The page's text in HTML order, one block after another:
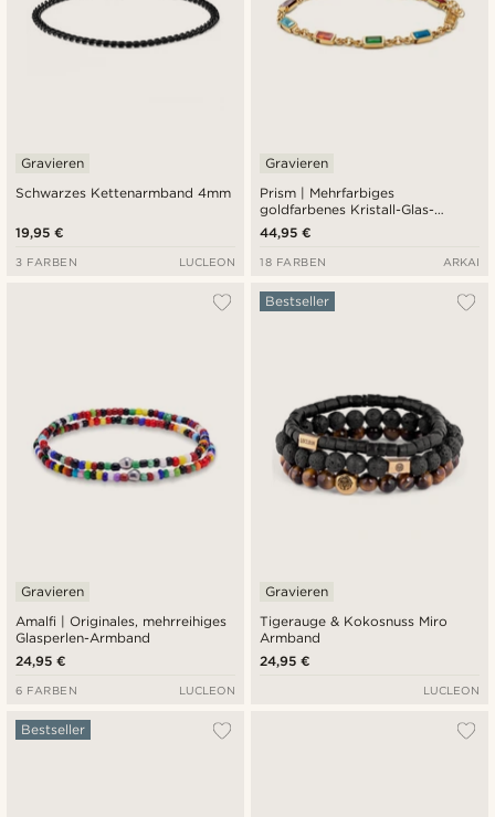
Schwarzes Kettenarmband 4mm
Gravieren
19,95 €
3 FARBEN LUCLEON
Prism | Mehrfarbiges
goldfarbenes Kristall-Glas-
Edelstein-Armband
Gravieren
44,95 €
18 FARBEN ARKAI
Amalfi | Originales, mehrreihiges
Glasperlen-Armband
Gravieren
24,95 €
6 FARBEN LUCLEON
Tigerauge & Kokosnuss Miro
Armband
Bestseller
Gravieren
24,95 €
LUCLEON
Bestseller